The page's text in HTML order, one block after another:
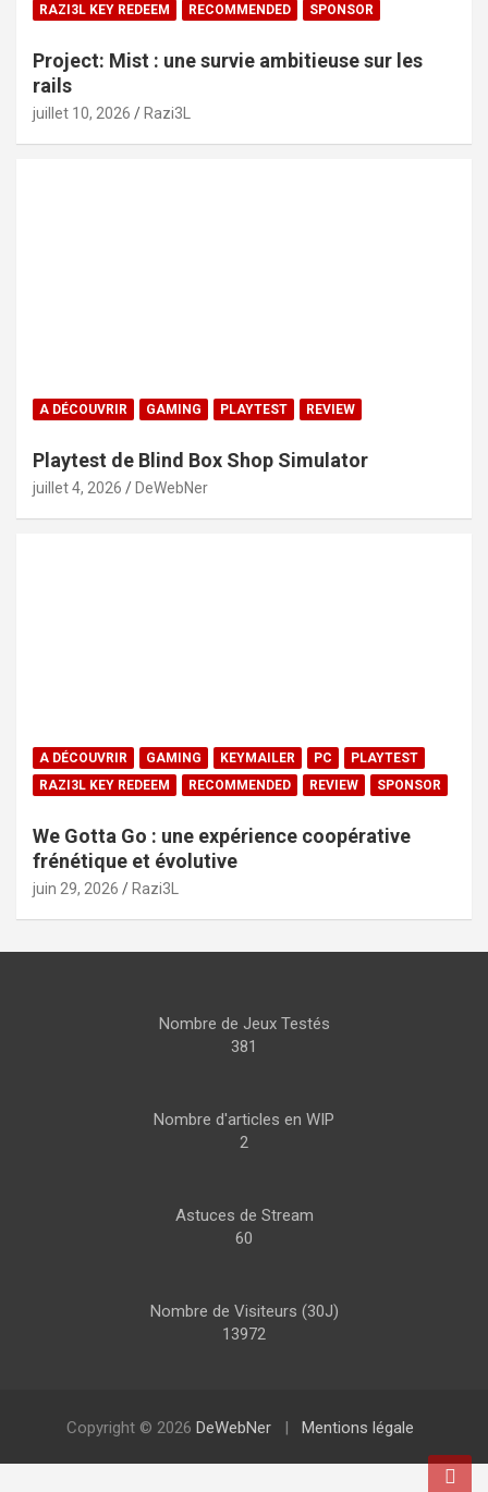
RAZI3L KEY REDEEM
RECOMMENDED SPONSOR
Project: Mist : une survie ambitieuse sur les
rails
juillet 10, 2026 Razi3L
A DÉCOUVRIR GAMING PLAYTEST REVIEW
Playtest de Blind Box Shop Simulator
juillet 4, 2026 DeWebNer
A DÉCOUVRIR GAMING KEYMAILER PC
PLAYTEST
RAZI3L KEY REDEEM
RECOMMENDED REVIEW SPONSOR
We Gotta Go : une expérience coopérative
frénétique et évolutive
juin 29, 2026 Razi3L
Nombre de Jeux Testés
381
Nombre d'articles en WIP
2
Astuces de Stream
60
Nombre de Visiteurs (30J)
13972
Copyright © 2026 DeWebNer Mentions légale